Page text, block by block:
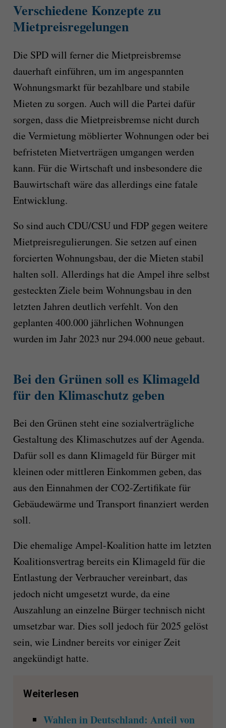
Verschiedene Konzepte zu
Mietpreisregelungen
Die SPD will ferner die Mietpreisbremse
dauerhaft einführen, um im angespannten
Wohnungsmarkt für bezahlbare und stabile
Mieten zu sorgen. Auch will die Partei dafür
sorgen, dass die Mietpreisbremse nicht durch
die Vermietung möblierter Wohnungen oder bei
befristeten Mietverträgen umgangen werden
kann. Für die Wirtschaft und insbesondere die
Bauwirtschaft wäre das allerdings eine fatale
Entwicklung.
So sind auch CDU/CSU und FDP gegen weitere
Mietpreisregulierungen. Sie setzen auf einen
forcierten Wohnungsbau, der die Mieten stabil
halten soll. Allerdings hat die Ampel ihre selbst
gesteckten Ziele beim Wohnungsbau in den
letzten Jahren deutlich verfehlt. Von den
geplanten 400.000 jährlichen Wohnungen
wurden im Jahr 2023 nur 294.000 neue gebaut.
Bei den Grünen soll es Klimageld
für den Klimaschutz geben
Bei den Grünen steht eine sozialverträgliche
Gestaltung des Klimaschutzes auf der Agenda.
Dafür soll es dann Klimageld für Bürger mit
kleinen oder mittleren Einkommen geben, das
aus den Einnahmen der CO2-Zertifikate für
Gebäudewärme und Transport finanziert werden
soll.
Die ehemalige Ampel-Koalition hatte im letzten
Koalitionsvertrag bereits ein Klimageld für die
Entlastung der Verbraucher vereinbart, das
jedoch nicht umgesetzt wurde, da eine
Auszahlung an einzelne Bürger technisch nicht
umsetzbar war. Dies soll jedoch für 2025 gelöst
sein, wie Lindner bereits vor einiger Zeit
angekündigt hatte.
Weiterlesen
Wahlen in Deutschland: Anteil von